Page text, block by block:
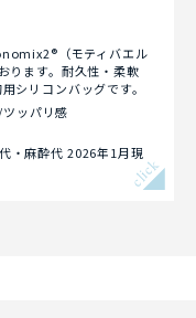
（モティバエル
ります。耐久性・柔軟
シリコンバッグです。
ッパリ感
・麻酔代 2026年1月現
click